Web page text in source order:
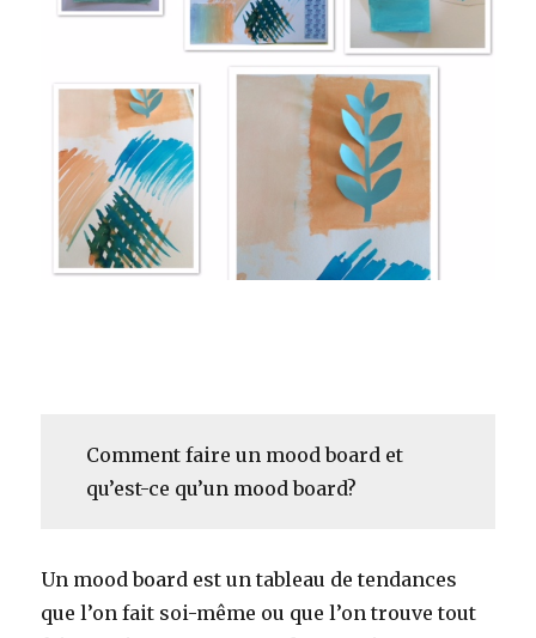
Comment faire un mood board et
qu’est-ce qu’un mood board?
Un mood board est un tableau de tendances
que l’on fait soi-même ou que l’on trouve tout